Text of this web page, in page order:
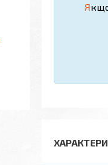
Я